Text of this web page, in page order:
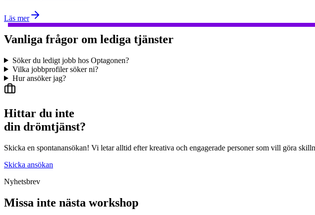
Läs mer
Vanliga frågor om lediga tjänster
Söker du ledigt jobb hos Optagonen?
Vilka jobbprofiler söker ni?
Hur ansöker jag?
Hittar du inte
din drömtjänst?
Skicka en spontanansökan! Vi letar alltid efter kreativa och engagerade personer som vill göra
Skicka ansökan
Nyhetsbrev
Missa inte nästa workshop